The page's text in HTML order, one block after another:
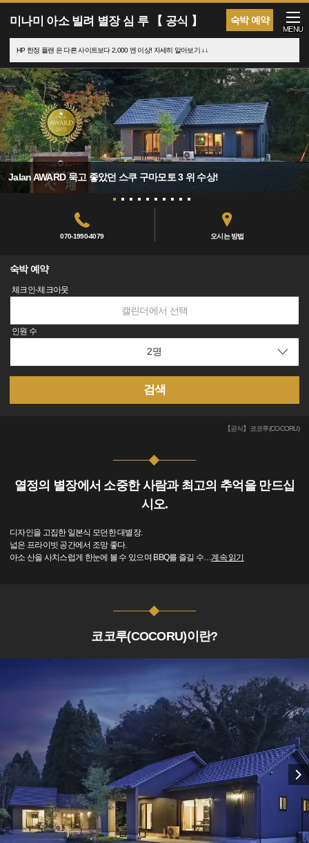
숙박 예약
미나미 아소 빌려 별장 심 루 【 공식 】
MENU
HP 한정 플랜 은 다른 사이트보다 2,000 엔 이상! 자세히 알아보기 ↓↓
Jalan AWARD 묵고 좋았던 스쿠 구마모토 3 위 수상!
070-1990-4079 오시는 방법
숙박 예약
체크인-체크아웃
캘린더에서 선택
인원 수
검색
【공식】코코루(COCORU)
열정의 별장에서 소중한 사람과 최고의 추억을 만드십
시오.
디자인을 고집한 일본식 모던한 대별장.​
넓은 프라이빗 공간에서 조망 좋다.
아소 산을 사치스럽게 한눈에 볼 수 있으며 BBQ를 즐길 수…계속 읽기
코코루(COCORU)이란?